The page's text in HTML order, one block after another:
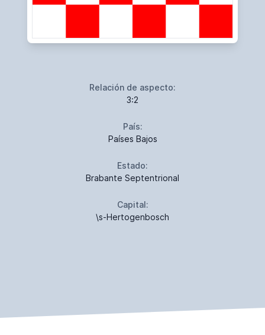
Relación de aspecto:
3:2
País:
Países Bajos
Estado:
Brabante Septentrional
Capital:
\s-Hertogenbosch